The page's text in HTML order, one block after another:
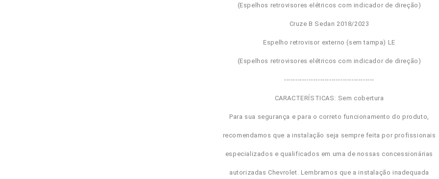
(Espelhos retrovisores elétricos com indicador de direção)
Cruze B Sedan 2018/2023
Espelho retrovisor externo (sem tampa) LE
(Espelhos retrovisores elétricos com indicador de direção)
----------------------------------------
CARACTERÍSTICAS: Sem cobertura
Para sua segurança e para o correto funcionamento do produto,
recomendamos que a instalação seja sempre feita por profissionais
especializados e qualificados em uma de nossas concessionárias
autorizadas Chevrolet. Lembramos que a instalação inadequada